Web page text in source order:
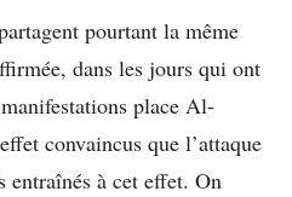
pourtant la même
dans les jours qui ont
place Al-
convaincus que l’attaque
entraînés à cet effet. On